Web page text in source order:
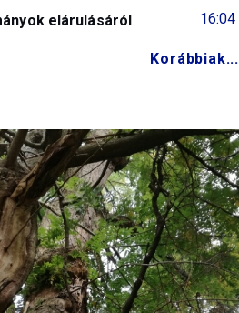
16:04
elárulásáról
Korábbiak...